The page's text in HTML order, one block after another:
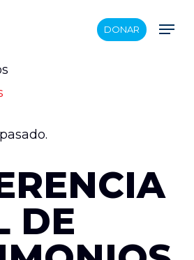
DONAR Menu
DE